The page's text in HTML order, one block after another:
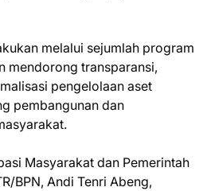
melalui sejumlah program
mendorong transparansi,
pengelolaan aset
pembangunan dan
Masyarakat dan Pemerintah
BPN, Andi Tenri Abeng,